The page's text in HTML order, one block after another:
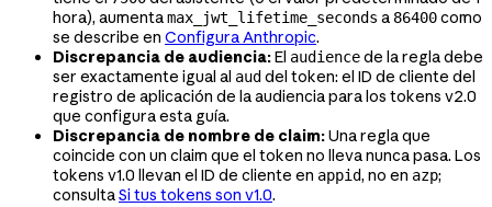
hora), aumentamax_jwt_lifetime_seconds a 86400como
se describe en Configura Anthropic.
Discrepancia de audiencia:El audiencede la regla debe
ser exactamente igual al aud del token: el ID de cliente del
registro de aplicación de la audiencia para los tokens v2.0
que configura esta guía.
Discrepancia de nombre de claim:Una regla que
coincide con un claim que el token no lleva nunca pasa. Los
tokens v1.0 llevan el ID de cliente en appid, no en azp;
consultaSi tus tokens son v1.0.